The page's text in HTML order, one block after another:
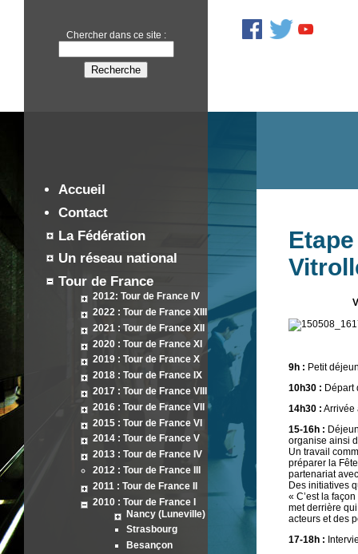
Chercher dans ce site :
Accueil
Contact
La Fédération
Un réseau national
Tour de France
2012: Tour de France IV
2022 : Tour de France XIII
2021 : Tour de France XII
2020 : Tour de France XI
2019 : Tour de France X
2018 : Tour de France IX
2017 : Tour de France VIII
2016 : Tour de France VII
2015 : Tour de France VI
2014 : Tour de France V
2013 : Tour de France IV
2012 : Tour de France III
2011 : Tour de France II
2010 : Tour de France I
Nancy (Luneville)
Strasbourg
Besançon
9h : Petit
10h30 : Départ
14h30 : Arrivée
15-16h :
organise ainsi
Un travail
préparer la
partenariat
Des initiatives
« C’est la
met derrière
acteurs et des
17-18h :